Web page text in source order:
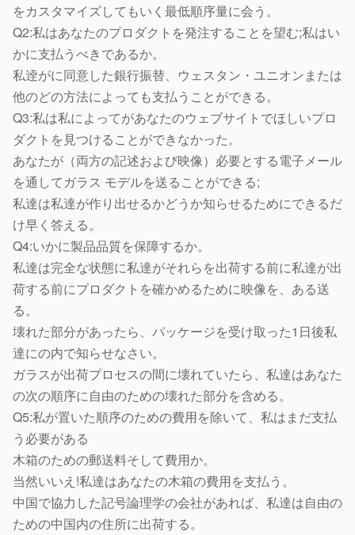
をカスタマイズしてもいく最低順序量に会う。
Q2:私はあなたのプロダクトを発注することを望む;私はい
かに支払うべきであるか。
私逹がに同意した銀行振替、ウェスタン・ユニオンまたは
他のどの方法によっても支払うことができる。
Q3:私は私によってがあなたのウェブサイトでほしいプロ
ダクトを見つけることができなかった。
あなたが（両方の記述および映像）必要とする電子メール
を通してガラス モデルを送ることができる;
私達は私達が作り出せるかどうか知らせるためにできるだ
け早く答える。
Q4:いかに製品品質を保障するか。
私達は完全な状態に私達がそれらを出荷する前に私達が出
荷する前にプロダクトを確かめるために映像を、ある送
る。
壊れた部分があったら、パッケージを受け取った1日後私
達にの内で知らせなさい。
ガラスが出荷プロセスの間に壊れていたら、私達はあなた
の次の順序に自由のための壊れた部分を含める。
Q5:私が置いた順序のための費用を除いて、私はまだ支払
う必要がある
木箱のための郵送料そして費用か。
当然いいえ!私達はあなたの木箱の費用を支払う。
中国で協力した記号論理学の会社があれば、私達は自由の
ための中国内の住所に出荷する。